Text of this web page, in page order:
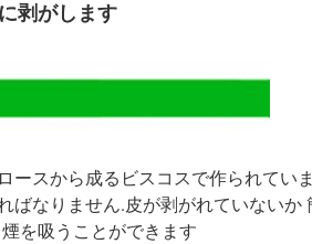
剥がします
ースから成るビスコスで作られてい
なりません.皮が剥がれていないか
を吸うことができます